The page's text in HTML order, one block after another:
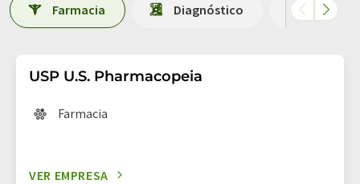
Farmacia Diagnóstico
USP U.S. Pharmacopeia
Farmacia
VER EMPRESA